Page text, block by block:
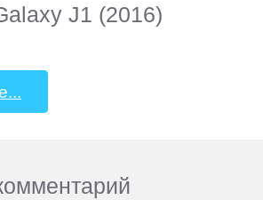
J1 (2016)